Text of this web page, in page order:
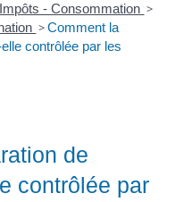
- Consommation >
> Comment la
contrôlée par les
de
contrôlée par